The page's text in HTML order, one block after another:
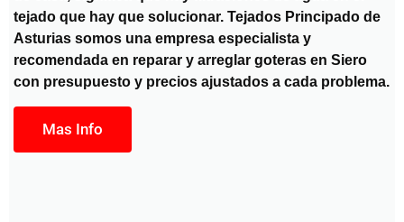
tejado que hay que solucionar. Tejados Principado de
Asturias somos una empresa especialista y
recomendada en reparar y arreglar goteras en Siero
con presupuesto y precios ajustados a cada problema.
Mas Info